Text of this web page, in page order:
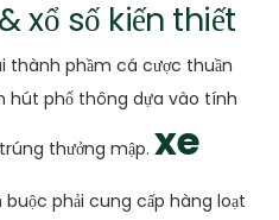
xổ số kiến thiết
thành phầm cá cược thuần
hút phổ thông dựa vào tính
thưởng mập. xe
buộc phải cung cấp hàng loạt